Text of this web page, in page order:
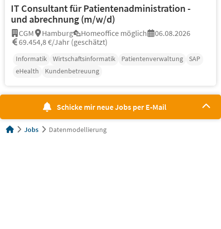
IT Consultant für Patientenadministration -
und abrechnung (m/w/d)
CGM Hamburg Homeoffice möglich
06.08.2026
69.454,8 €/Jahr (geschätzt)
Informatik Wirtschaftsinformatik Patientenverwaltung
SAP
eHealth
Kundenbetreuung
Schicke mir neue Jobs per E-Mail
Jobs Datenmodellierung